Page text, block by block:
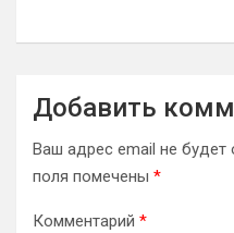
Добавить
Ваш адрес email не будет
поля помечены *
Комментарий *